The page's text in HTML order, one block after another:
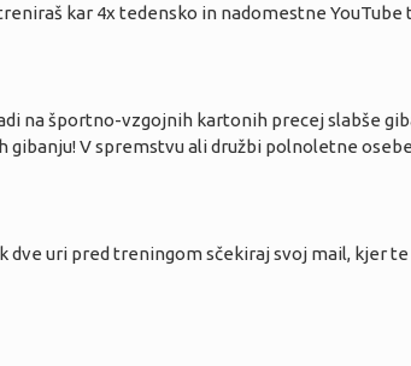
kar 4x tedensko in nadomestne
na športno-vzgojnih kartonih precej slabše
gibanju! V spremstvu ali družbi polnoletne
uri pred treningom sčekiraj svoj mail, kjer